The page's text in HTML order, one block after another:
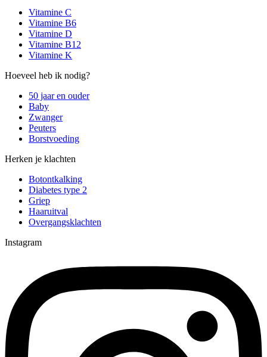
Vitamine C
Vitamine B6
Vitamine D
Vitamine B12
Vitamine K
Hoeveel heb ik nodig?
50 jaar en ouder
Baby
Zwanger
Peuters
Borstvoeding
Herken je klachten
Botontkalking
Diabetes type 2
Griep
Haaruitval
Overgangsklachten
Instagram